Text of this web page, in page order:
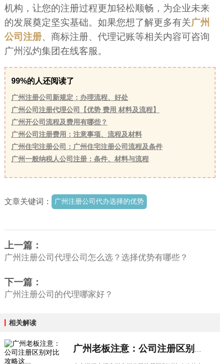
机构，让您的注册过程更加轻松顺畅，为企业未来
的发展奠定坚实基础。如果您想了解更多有关广州
公司注册、商标注册、代理记账等相关内容可咨询
广州泓灼集团在线客服。
99%的人还阅读了
广州注册公司新规定：办理流程、好处
广州公司注册代理公司【优势 费用 材料及流程】
广州开公司流程及费用有哪些？
广州公司注册费用：注意事项、流程及材料
广州住宅注册公司：广州住宅注册公司流程及条件
广州一般纳税人公司注册：条件、材料与流程
文章关键词： 广州注册公司代办选择的优势
上一篇：
广州注册公司代理公司怎么选？选择优势有哪些？
下一篇：
广州注册公司的代理哪家好？
相关解读